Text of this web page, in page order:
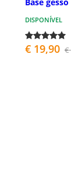
Base
DISPONÍVEL
€ 19,90 €